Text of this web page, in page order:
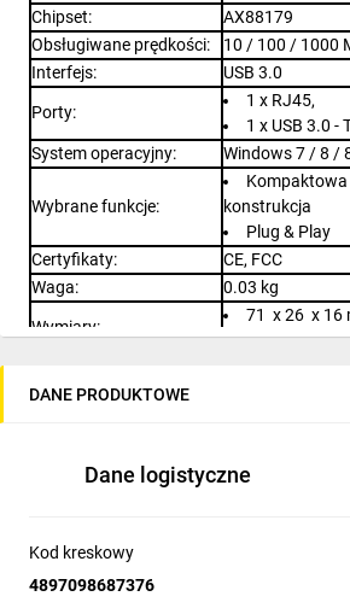
Chipset:
AX88179
Obsługiwane prędkości:
10 / 100 / 1000
Interfejs: USB 3.0
Porty:
1 x RJ45,
1 x USB 3.0 -
System operacyjny: Windows 7 / 8 /
Wybrane funkcje:
Kompaktowa
konstrukcja
Plug & Play
Certyfikaty:
CE, FCC
Waga: 0.03 kg
Wymiary:
71 x 26 x 16
Długość
Gwarancja:
DANE PRODUKTOWE
Dane logistyczne
Kod kreskowy
4897098687376